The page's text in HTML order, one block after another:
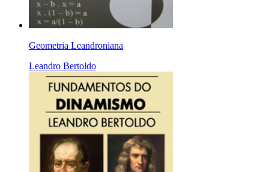
Geometria Leandroniana
Leandro Bertoldo